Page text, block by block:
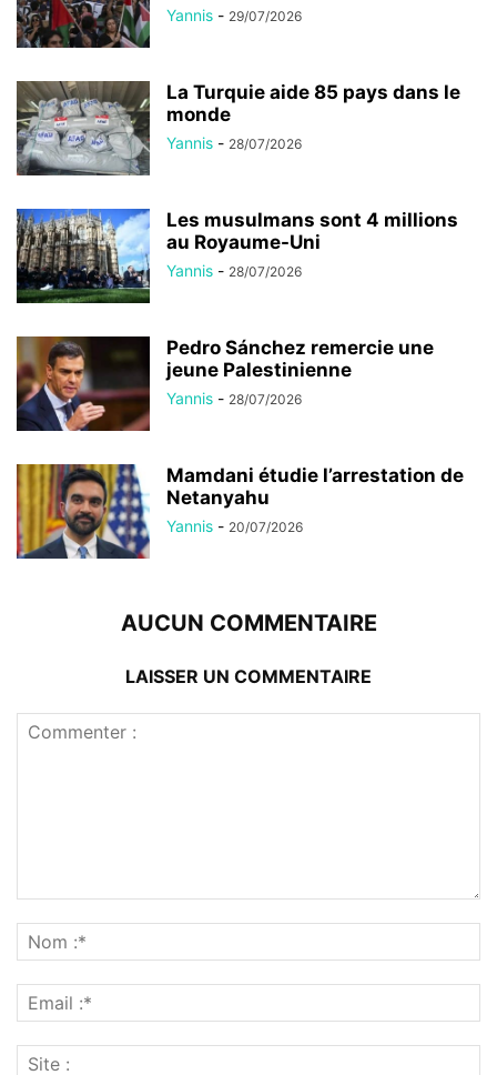
Yannis - 29/07/2026
La Turquie aide 85 pays dans le
monde
Yannis - 28/07/2026
Les musulmans sont 4 millions
au Royaume-Uni
Yannis - 28/07/2026
Pedro Sánchez remercie une
jeune Palestinienne
Yannis - 28/07/2026
Mamdani étudie l’arrestation de
Netanyahu
Yannis - 20/07/2026
AUCUN COMMENTAIRE
LAISSER UN COMMENTAIRE